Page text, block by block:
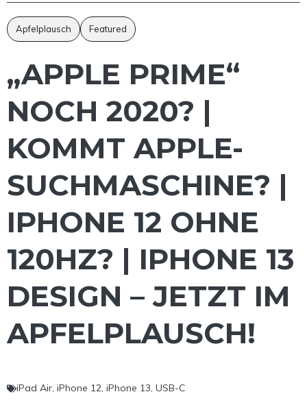
Apfelplausch Featured
„APPLE PRIME“
NOCH 2020? |
KOMMT APPLE-
SUCHMASCHINE? |
IPHONE 12 OHNE
120HZ? | IPHONE 13
DESIGN – JETZT IM
APFELPLAUSCH!
iPad Air, iPhone 12, iPhone 13, USB-C